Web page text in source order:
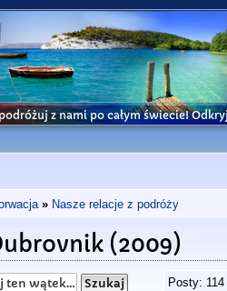
z nami po całym świecie!
» Nasze relacje z podróży
(2009)
Posty: 114